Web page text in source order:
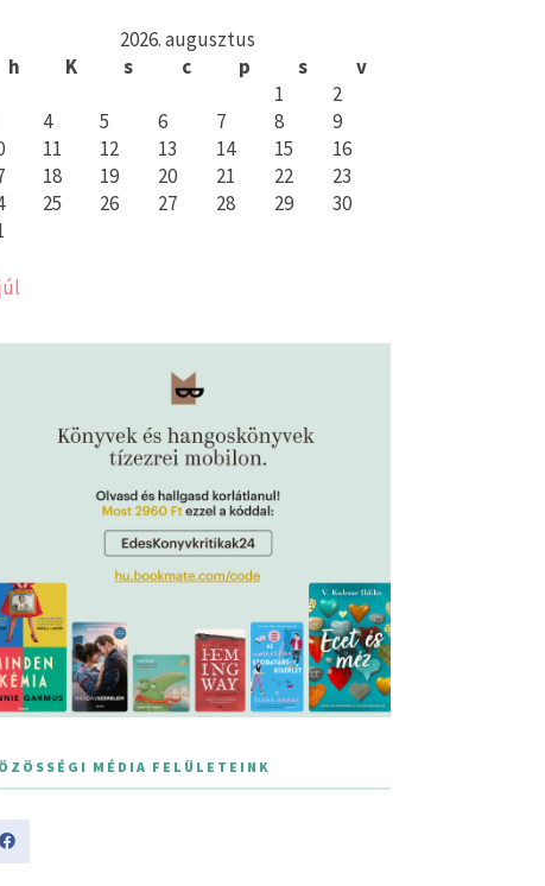
2026. augusztus
h
K s c p s
v
1
2
4 5 6 7 8
9
11 12 13 14 15
16
18 19 20 21 22
23
25 26 27 28 29
30
MÉDIA FELÜLETEINK